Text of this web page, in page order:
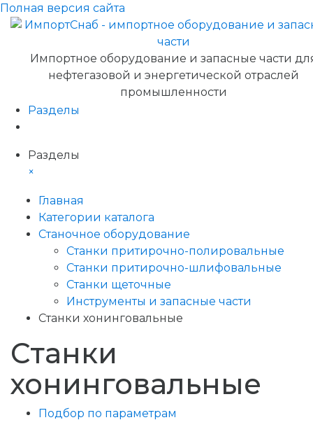
Полная версия сайта
Импортное оборудование и запасные части
нефтегазовой и энергетической отраслей
промышленности
Разделы
Разделы
×
Главная
Категории каталога
Станочное оборудование
Станки притирочно-полировальные
Станки притирочно-шлифовальные
Станки щеточные
Инструменты и запасные части
Станки хонинговальные
Станки
хонинговальные
Подбор по параметрам